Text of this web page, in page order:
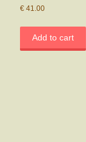
€41.00
Add to cart